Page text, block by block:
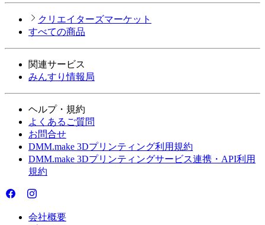
クリエイターズマーケット
すべての商品
関連サービス
みんすり情報局
ヘルプ・規約
よくあるご質問
お問合せ
DMM.make 3Dプリンティング利用規約
DMM.make 3Dプリンティングサービス連携・API利用
規約
会社概要